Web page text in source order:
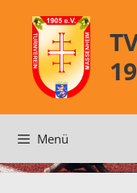
Inhalt
springen
Menü